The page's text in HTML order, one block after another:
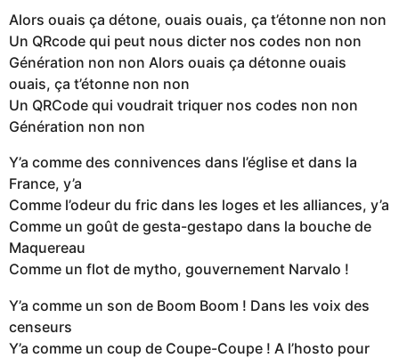
Alors ouais ça détone, ouais ouais, ça t’étonne non non
Un QRcode qui peut nous dicter nos codes non non
Génération non non Alors ouais ça détonne ouais
ouais, ça t’étonne non non
Un QRCode qui voudrait triquer nos codes non non
Génération non non
Y’a comme des connivences dans l’église et dans la
France, y’a
Comme l’odeur du fric dans les loges et les alliances, y’a
Comme un goût de gesta-gestapo dans la bouche de
Maquereau
Comme un flot de mytho, gouvernement Narvalo !
Y’a comme un son de Boom Boom ! Dans les voix des
censeurs
Y’a comme un coup de Coupe-Coupe ! A l’hosto pour